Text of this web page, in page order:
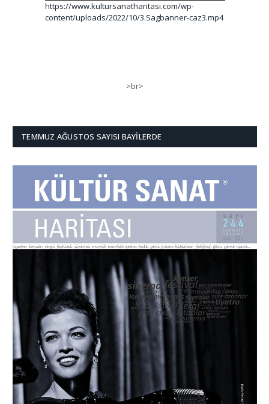
https://www.kultursanatharitasi.com/wp-
content/uploads/2022/10/3.Sagbanner-caz3.mp4
>br>
TEMMUZ AĞUSTOS SAYISI BAYILERDE